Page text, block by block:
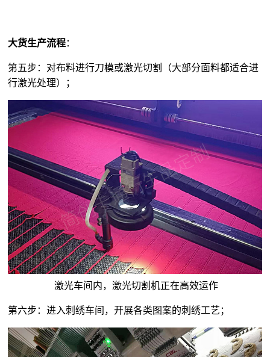
大货生产流程：
第五步：对布料进行刀模或激光切割（大部分面料都适合进
行激光处理）；
激光车间内，激光切割机正在高效运作
第六步：进入刺绣车间，开展各类图案的刺绣工艺；